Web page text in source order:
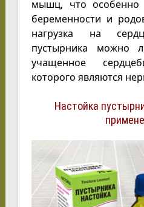
мышц, что особенно
беременности и
нагрузка на
пустырника можно
учащенное
которого являются
Настойка